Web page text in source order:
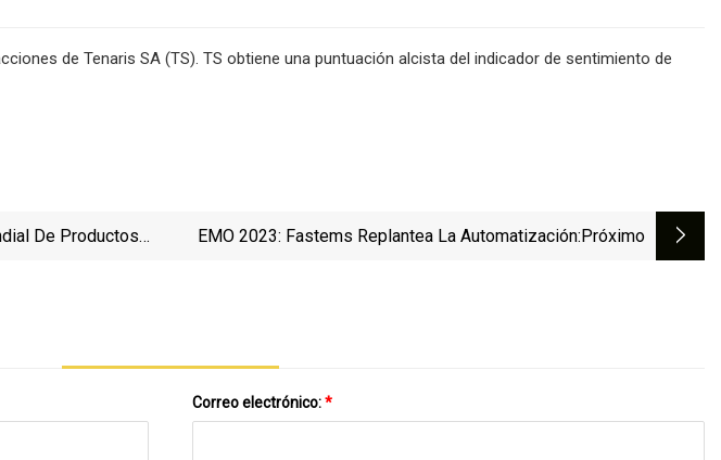
de Tenaris SA (TS). TS obtiene una puntuación alcista del indicador de sentimiento de
De Productos
EMO 2023: Fastems Replantea La Automatización:próximo
Correo electrónico:*